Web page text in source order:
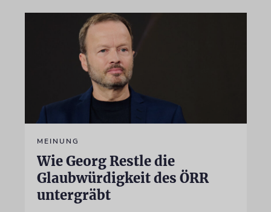
MEINUNG
Wie Georg Restle die
Glaubwürdigkeit des ÖRR
untergräbt